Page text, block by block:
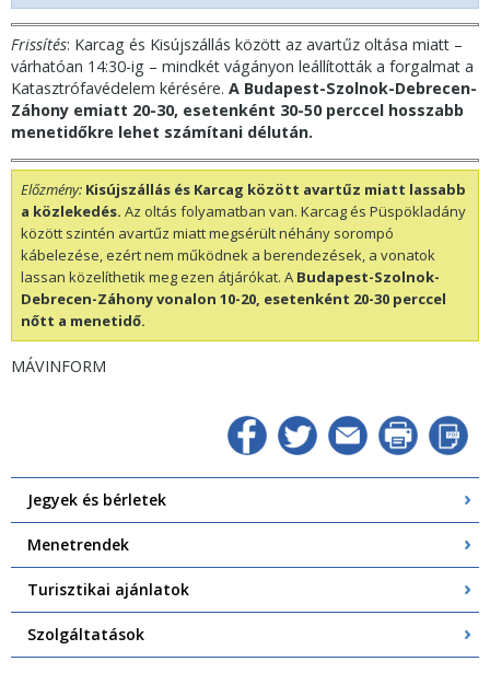
Frissítés: Karcag és Kisújszállás között az avartűz oltása miatt –
várhatóan 14:30-ig – mindkét vágányon leállították a forgalmat a
Katasztrófavédelem kérésére. A Budapest-Szolnok-Debrecen-
Záhony emiatt 20-30, esetenként 30-50 perccel hosszabb
menetidőkre lehet számítani délután.
Előzmény: Kisújszállás és Karcag között avartűz miatt lassabb
a közlekedés. Az oltás folyamatban van. Karcag és Püspökladány
között szintén avartűz miatt megsérült néhány sorompó
kábelezése, ezért nem működnek a berendezések, a vonatok
lassan közelíthetik meg ezen átjárókat. ABudapest-Szolnok-
Debrecen-Záhony vonalon 10-20, esetenként 20-30 perccel
nőtt a menetidő.
MÁVINFORM
Jegyek és bérletek
Menetrendek
Turisztikai ajánlatok
Szolgáltatások